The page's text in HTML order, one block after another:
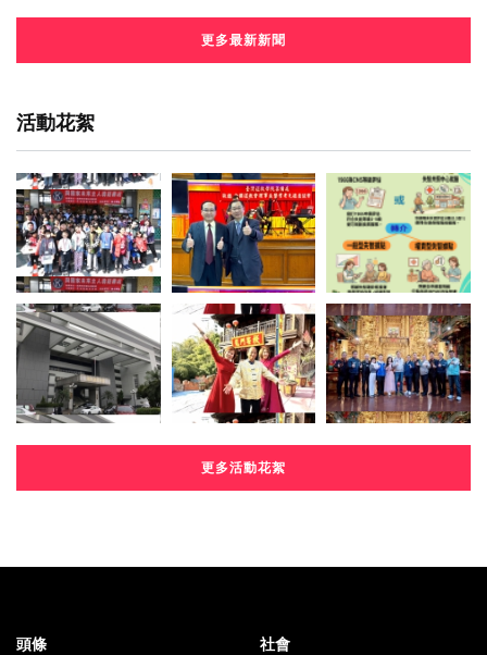
更多最新新聞
活動花絮
更多活動花絮
頭條 社會